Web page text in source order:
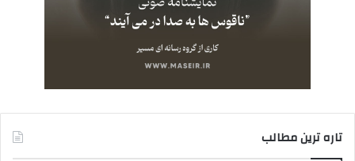
تاره ترین مطالب